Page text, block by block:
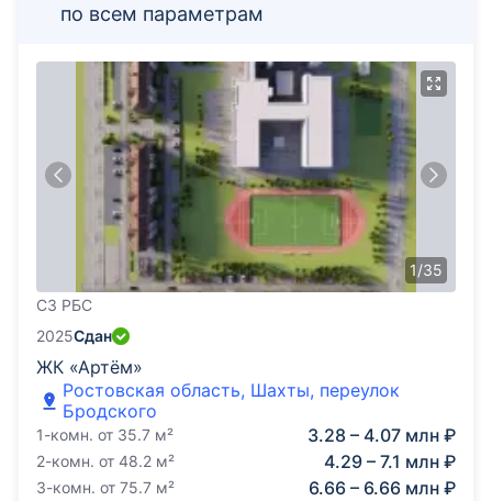
по всем параметрам
1/35
СЗ РБС
ЖК «Артём»
2025Сдан
Ростовская область, Шахты, переулок
Бродского
1-комн. от 35.7 м² 3.28 – 4.07 млн ₽
2-комн. от 48.2 м² 4.29 – 7.1 млн ₽
3-комн. от 75.7 м² 6.66 – 6.66 млн ₽